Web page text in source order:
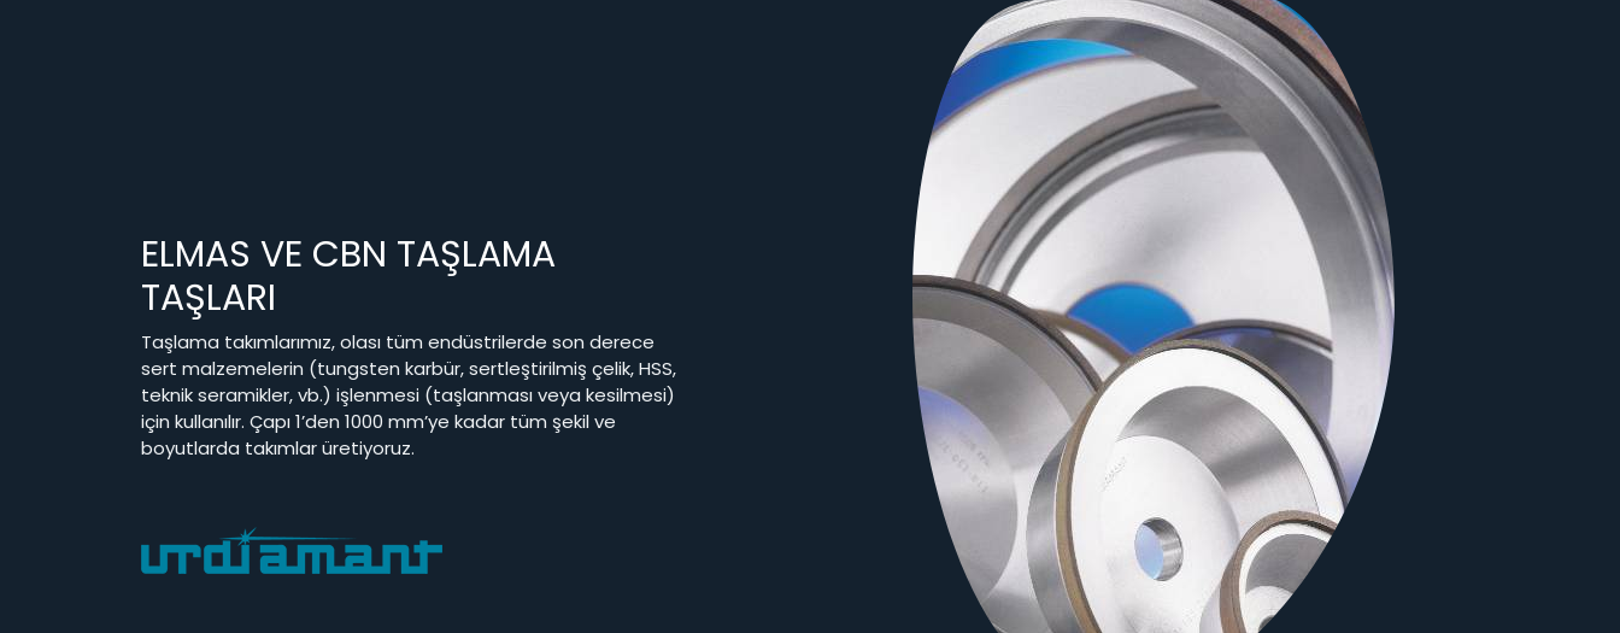
ELMAS VE CBN TAŞLAMA
TAŞLARI
Taşlama takımlarımız, olası tüm endüstrilerde son derece
sert malzemelerin (tungsten karbür, sertleştirilmiş çelik, HSS,
teknik seramikler, vb.) işlenmesi (taşlanması veya kesilmesi)
için kullanılır. Çapı 1’den 1000 mm’ye kadar tüm şekil ve
boyutlarda takımlar üretiyoruz.